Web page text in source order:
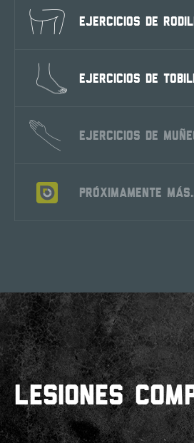
EJERCICIOS DE
EJERCICIOS DE
EJERCICIOS DE
PRÓXIMAMENTE
LESIONES